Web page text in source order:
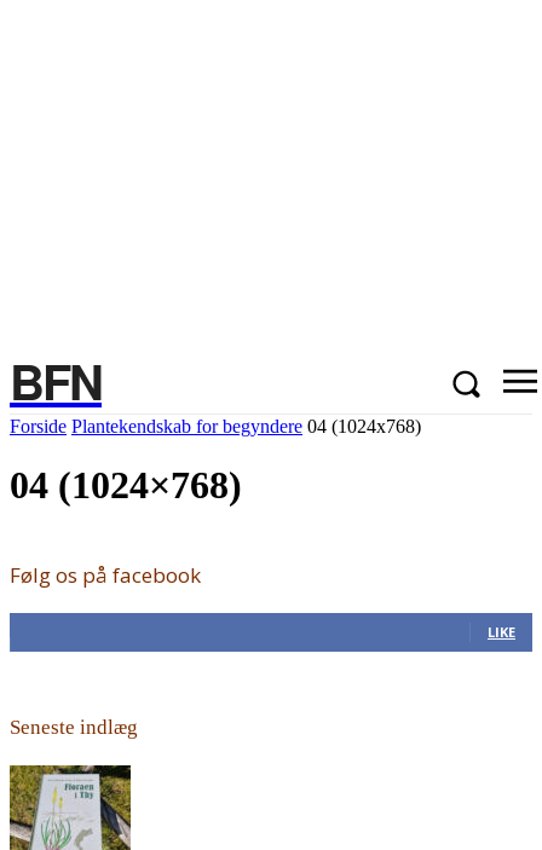
BFN
Forside Plantekendskab for begyndere 04 (1024x768)
04 (1024×768)
Følg os på facebook
LIKE
Seneste indlæg